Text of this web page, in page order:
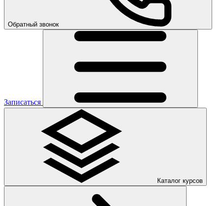
Обратный звонок
Записаться
Каталог курсов